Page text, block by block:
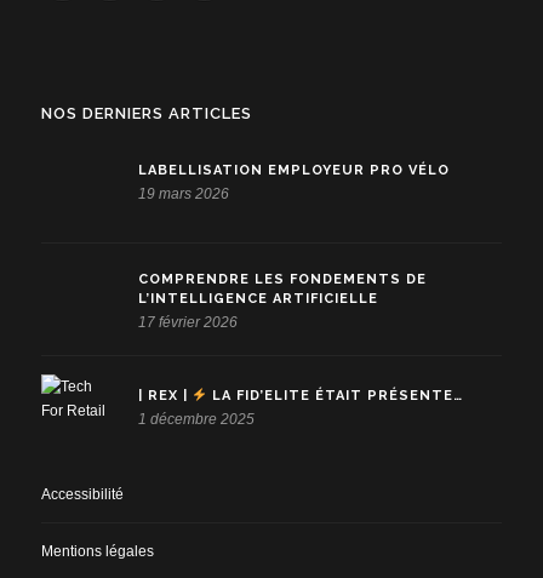
NOS DERNIERS ARTICLES
LABELLISATION EMPLOYEUR PRO VÉLO
19 mars 2026
COMPRENDRE LES FONDEMENTS DE
L’INTELLIGENCE ARTIFICIELLE
17 février 2026
| REX | LA FID’ELITE ÉTAIT PRÉSENTE…
1 décembre 2025
Accessibilité
Mentions légales